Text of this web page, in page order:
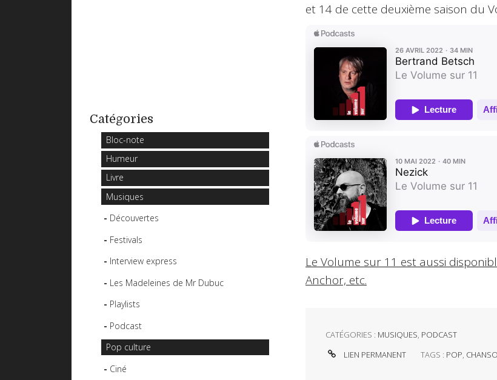
Catégories
Bloc-note
Humeur
Livre
Musiques
Découvertes
Festivals
Interview express
Les Madeleines de Mr Dubuc
Playlists
Podcast
Pop culture
Ciné
et 14 de cette deuxième saison du
Le Volume sur 11 est aussi
Anchor, etc.
CATÉGORIES : MUSIQUES, PODCAST
LIEN PERMANENT
TAGS : POP,